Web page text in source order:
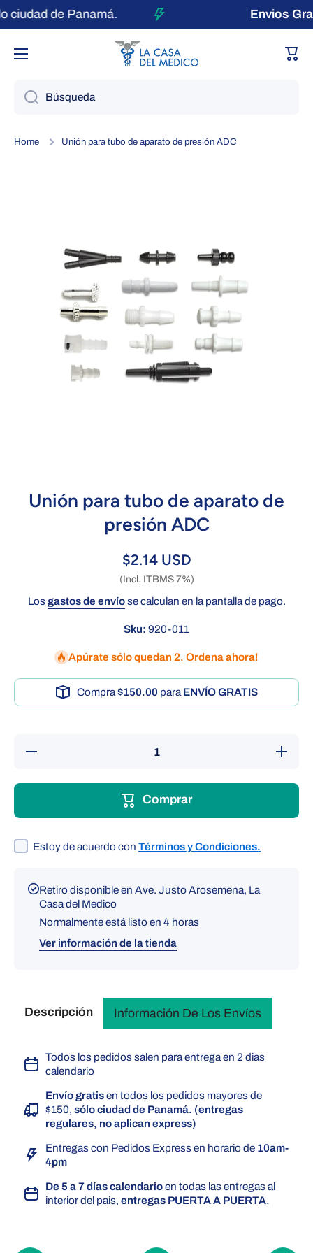
Ir directamente al contenido
ciudad de Panamá. Envios
Búsqueda
Home Unión para tubo de aparato de presión ADC
Unión para tubo de aparato de
presión ADC
$2.14 USD
(Incl. ITBMS 7%)
Losgastos de envíose calculan en la pantalla de pago.
Sku: 920-011
Apúrate sólo quedan 2. Ordena ahora!
Compra$150.00 para ENVÍO GRATIS
Reducir
ADC
Aumentar
cantidad
para tubo
aparato
Comprar
Estoy de acuerdo con Términos y Condiciones.
Retiro disponible enAve. Justo Arosemena, La
Casa del Medico
Normalmente está listo en 4 horas
Ver información de la tienda
Descripción Información De Los Envíos
Todos los pedidos salen para entrega en 2 dias
calendario
Envío gratisen todos los pedidos mayores de
$150, sólo ciudad de Panamá. (entregas
regulares, no aplican express)
Entregas con Pedidos Express en horario de 10am-
4pm
De 5 a 7 días calendarioen todas las entregas al
interior del pais, entregas PUERTA A PUERTA.